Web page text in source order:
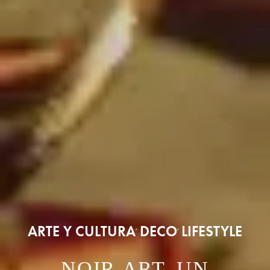
ARTE Y CULTURA, DECO, LIFESTYLE